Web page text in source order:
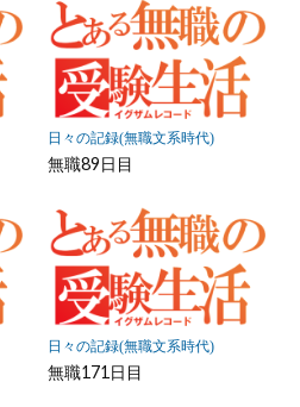
日々の記録(無職文系時代)
無職89日目
日々の記録(無職文系時代)
無職171日目